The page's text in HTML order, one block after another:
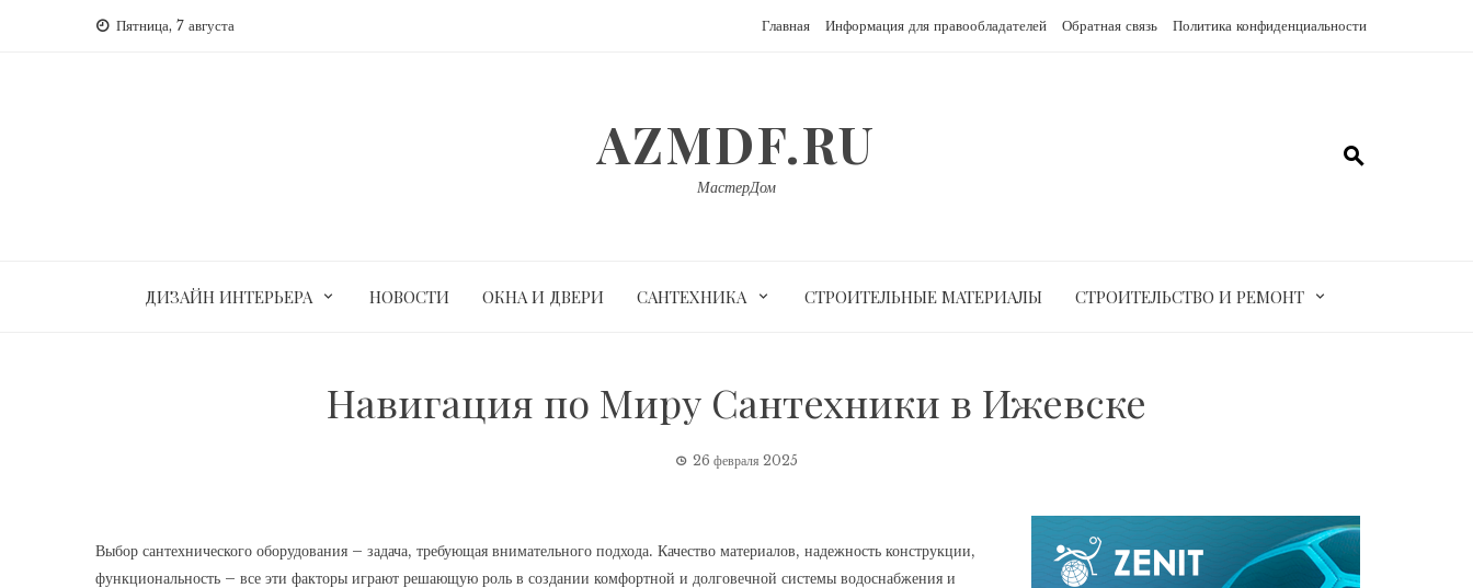
Пятница, 7 августа Главная Информация для правообладателей Обратная связь Политика конфиденциальности
AZMDF.RU
МастерДом
ДИЗАЙН ИНТЕРЬЕРА НОВОСТИ ОКНА И ДВЕРИ САНТЕХНИКА СТРОИТЕЛЬНЫЕ МАТЕРИАЛЫ СТРОИТЕЛЬСТВО И РЕМОНТ
Навигация по Миру Сантехники в Ижевске
26 февраля 2025
Выбор сантехнического оборудования – задача, требующая внимательного подхода. Качество материалов, надежность конструкции,
функциональность – все эти факторы играют решающую роль в создании комфортной и долговечной системы водоснабжения и